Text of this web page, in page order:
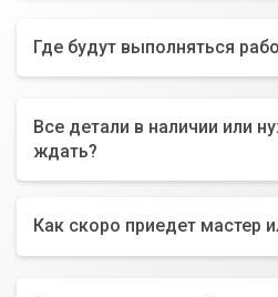
Где будут выполняться
Все детали в наличии или
ждать?
Как скоро приедет мастер